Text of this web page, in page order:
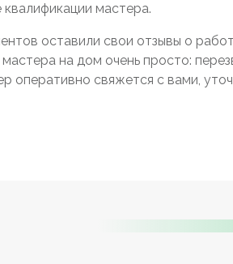
мастера.
оставили свои отзывы о
на дом очень просто:
оперативно свяжется с вами,